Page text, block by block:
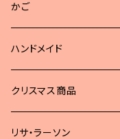
かご
ハンドメイド
どうぶつブローチ
クリスマス商品
リサ・ラーソン